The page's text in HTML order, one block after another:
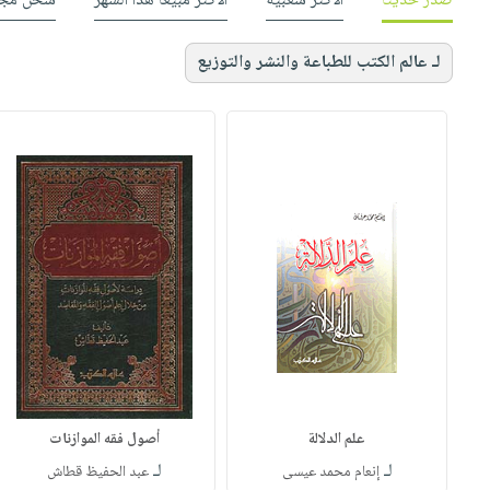
لـ عالم الكتب للطباعة والنشر والتوزيع
علم الدلالة
لـإنعام محمد عيسى
أصول فقه الموازنات
لـعبد الحفيظ قطاش